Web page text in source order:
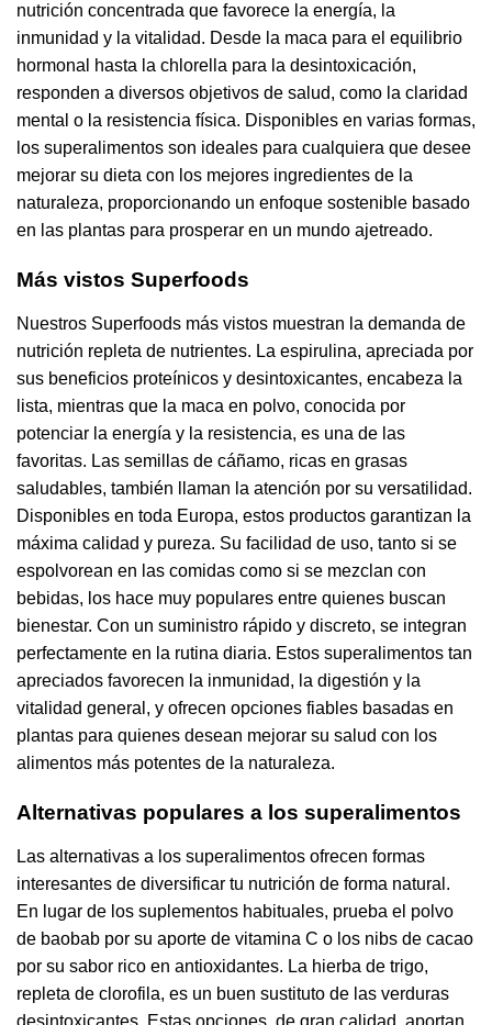
nutrición concentrada que favorece la energía, la
inmunidad y la vitalidad. Desde la maca para el equilibrio
hormonal hasta la chlorella para la desintoxicación,
responden a diversos objetivos de salud, como la claridad
mental o la resistencia física. Disponibles en varias formas,
los superalimentos son ideales para cualquiera que desee
mejorar su dieta con los mejores ingredientes de la
naturaleza, proporcionando un enfoque sostenible basado
en las plantas para prosperar en un mundo ajetreado.
Más vistos Superfoods
Nuestros Superfoods más vistos muestran la demanda de
nutrición repleta de nutrientes. La espirulina, apreciada por
sus beneficios proteínicos y desintoxicantes, encabeza la
lista, mientras que la maca en polvo, conocida por
potenciar la energía y la resistencia, es una de las
favoritas. Las semillas de cáñamo, ricas en grasas
saludables, también llaman la atención por su versatilidad.
Disponibles en toda Europa, estos productos garantizan la
máxima calidad y pureza. Su facilidad de uso, tanto si se
espolvorean en las comidas como si se mezclan con
bebidas, los hace muy populares entre quienes buscan
bienestar. Con un suministro rápido y discreto, se integran
perfectamente en la rutina diaria. Estos superalimentos tan
apreciados favorecen la inmunidad, la digestión y la
vitalidad general, y ofrecen opciones fiables basadas en
plantas para quienes desean mejorar su salud con los
alimentos más potentes de la naturaleza.
Alternativas populares a los superalimentos
Las alternativas a los superalimentos ofrecen formas
interesantes de diversificar tu nutrición de forma natural.
En lugar de los suplementos habituales, prueba el polvo
de baobab por su aporte de vitamina C o los nibs de cacao
por su sabor rico en antioxidantes. La hierba de trigo,
repleta de clorofila, es un buen sustituto de las verduras
desintoxicantes. Estas opciones, de gran calidad, aportan